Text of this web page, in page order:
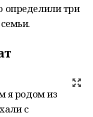
определили три
я родом из
с